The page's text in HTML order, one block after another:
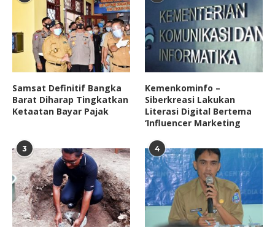
Samsat Definitif Bangka
Barat Diharap Tingkatkan
Ketaatan Bayar Pajak
Kemenkominfo –
Siberkreasi Lakukan
Literasi Digital Bertema
‘Influencer Marketing
3 4